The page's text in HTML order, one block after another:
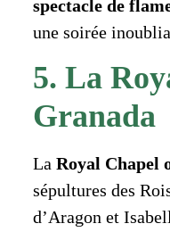
spectacle de
une soirée
5. La
Granada
La Royal Chapel
sépultures des
d’Aragon et